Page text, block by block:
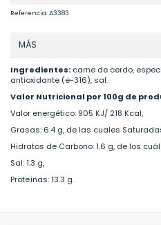
Referencia:A3383
MÁS
Ingredientes: carne de cerdo,
antioxidante (e-316), sal.
Valor Nutricional por 100g de
Valor energético: 905 KJ/ 218 Kcal,
Grasas: 6.4 g, de las cuales
Hidratos de Carbono: 1.6 g, de los
Sal: 1.3 g,
Proteínas: 13.3 g.